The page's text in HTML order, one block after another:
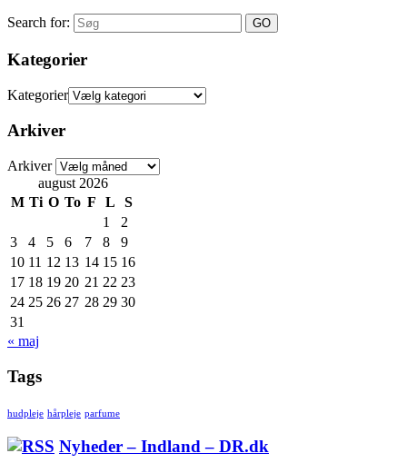
Search for:
Kategorier
Kategorier
Arkiver
Arkiver
august 2026
M Ti O To F L
S
1
2
3
4 5 6 7 8
9
10 11 12 13 14 15 16
17 18 19 20 21 22 23
24 25 26 27 28 29 30
31
« maj
Tags
hudpleje hårpleje parfume
Nyheder – Indland – DR.dk